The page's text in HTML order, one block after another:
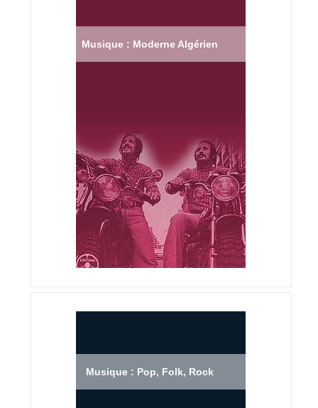
Musique : Moderne Algérien
Musique : Pop, Folk, Rock